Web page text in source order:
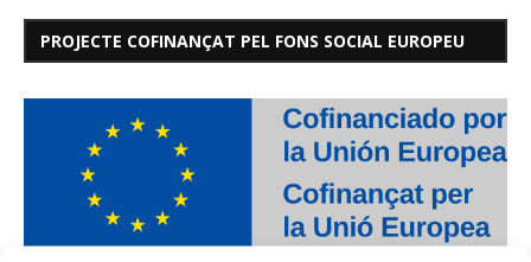
PROJECTE COFINANÇAT PEL FONS SOCIAL EUROPEU